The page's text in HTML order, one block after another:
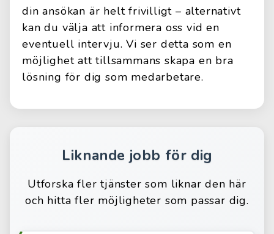
din ansökan är helt frivilligt – alternativt
kan du välja att informera oss vid en
eventuell intervju. Vi ser detta som en
möjlighet att tillsammans skapa en bra
lösning för dig som medarbetare.
Liknande jobb för dig
Utforska fler tjänster som liknar den här
och hitta fler möjligheter som passar dig.